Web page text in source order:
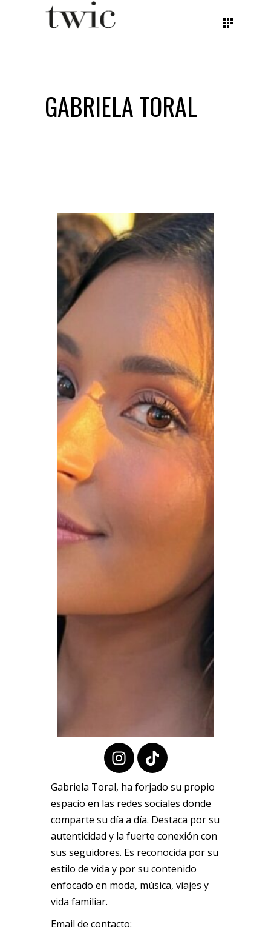
GABRIELA TORAL
Gabriela Toral, ha forjado su propio
espacio en las redes sociales donde
comparte su día a día. Destaca por su
autenticidad y la fuerte conexión con
sus seguidores. Es reconocida por su
estilo de vida y por su contenido
enfocado en moda, música, viajes y
vida familiar.
Email de contacto: